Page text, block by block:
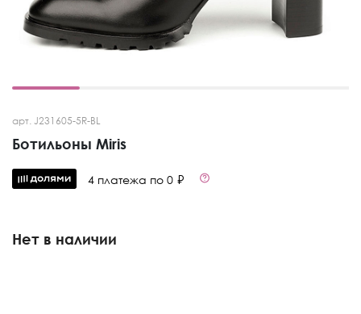
арт. J231605-5R-BL
Ботильоны Miris
4 платежа по 0 ₽
Нет в наличии